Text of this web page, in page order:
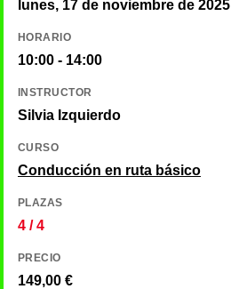
lunes, 17 de noviembre de 2025
HORARIO
10:00 - 14:00
INSTRUCTOR
Silvia Izquierdo
CURSO
Conducción en ruta básico
PLAZAS
4 / 4
PRECIO
149,00 €